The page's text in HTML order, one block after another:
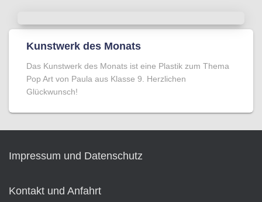
Kunstwerk des Monats
Das Kunstwerk des Monats ist eine Plastik zum Thema
Pop Art von Paula aus Klasse 9. Herzlichen
Glückwunsch!
Impressum und Datenschutz
Kontakt und Anfahrt